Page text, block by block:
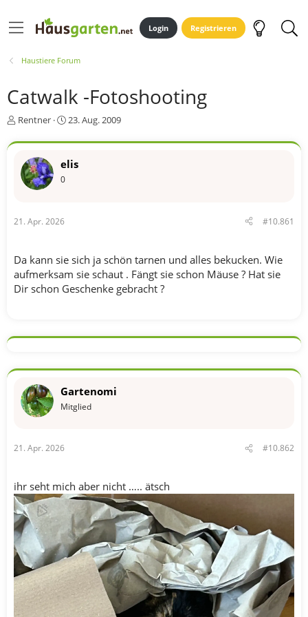
Login Registrieren
Haustiere Forum
Catwalk -Fotoshooting
E
s
e
r
Rentner
E
s
e
23. Aug. 2009
elis
0
21. Apr. 2026 #10.861
Da kann sie sich ja schön tarnen und alles bekucken. Wie
aufmerksam sie schaut . Fängt sie schon Mäuse ? Hat sie
Dir schon Geschenke gebracht ?
Gartenomi
Mitglied
21. Apr. 2026 #10.862
ihr seht mich aber nicht ….. ätsch